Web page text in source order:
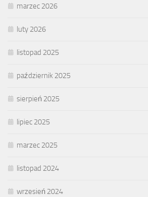
marzec 2026
luty 2026
listopad 2025
październik 2025
sierpień 2025
lipiec 2025
marzec 2025
listopad 2024
wrzesień 2024